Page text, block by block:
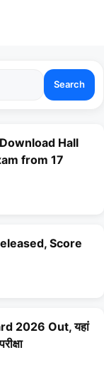
Search
Hall
from 17
Score
2026 Out, यहां